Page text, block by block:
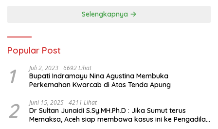
Selengkapnya
Popular Post
1 Juli 2, 2023 6692 Lihat
Bupati Indramayu Nina Agustina Membuka
Perkemahan Kwarcab di Atas Tenda Apung
2 Juni 15, 2025 4211 Lihat
Dr Sultan Junaidi S.Sy.MH.Ph.D : Jika Sumut terus
Memaksa, Aceh siap membawa kasus ini ke Pengadilan